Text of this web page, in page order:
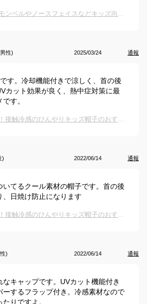
子供の日よけ帽子｜モンベルやノースフェイスなどキッズ向けUVカット帽子のおすすめは？
性) 2025/03/24 通報
す。冷却機能付きで涼しく、首の後
カット効果が良く、熱中症対策に最
す。
夏の熱中症対策にも！接触冷感のひんやりキッズ帽子のおすすめは？
) 2022/06/14 通報
いてるクール素材の帽子です。首の後
、日焼け防止になります
夏の熱中症対策にも！接触冷感のひんやりキッズ帽子のおすすめは？
) 2022/06/14 通報
なキャップです。UVカット機能付き
ーするフラップ付き。冷感素材なので
たりですよ。